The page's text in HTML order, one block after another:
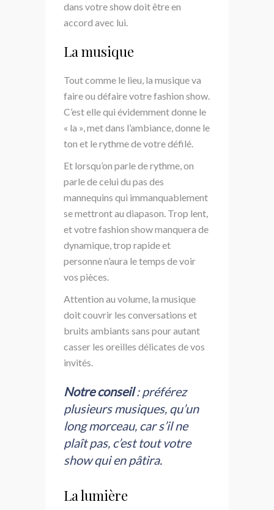
dans votre show doit être en
accord avec lui.
La musique
Tout comme le lieu, la musique va
faire ou défaire votre fashion show.
C’est elle qui évidemment donne le
« la », met dans l’ambiance, donne le
ton et le rythme de votre défilé.
Et lorsqu’on parle de rythme, on
parle de celui du pas des
mannequins qui immanquablement
se mettront au diapason. Trop lent,
et votre fashion show manquera de
dynamique, trop rapide et
personne n’aura le temps de voir
vos pièces.
Attention au volume, la musique
doit couvrir les conversations et
bruits ambiants sans pour autant
casser les oreilles délicates de vos
invités.
Notre conseil: préférez
plusieurs musiques, qu’un
long morceau, car s’il ne
plaît pas, c’est tout votre
show qui en pâtira.
La lumière